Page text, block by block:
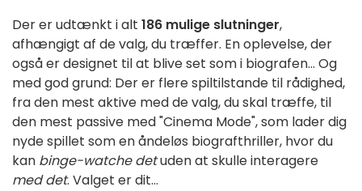
Der er udtænkt i alt 186 mulige slutninger,
afhængigt af de valg, du træffer. En oplevelse, der
også er designet til at blive set som i biografen... Og
med god grund: Der er flere spiltilstande til rådighed,
fra den mest aktive med de valg, du skal træffe, til
den mest passive med "Cinema Mode", som lader dig
nyde spillet som en åndeløs biografthriller, hvor du
kan binge-watche detuden at skulle interagere
med det. Valget er dit...